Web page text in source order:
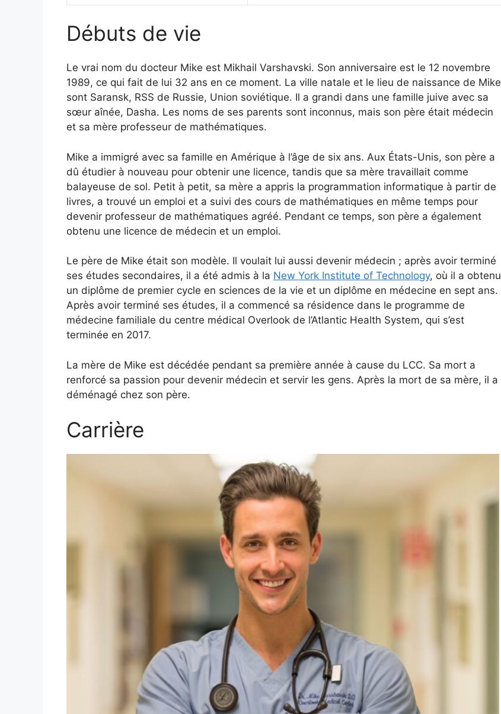
Débuts de vie
Le vrai nom du docteur Mike est Mikhail Varshavski. Son anniversaire est le 12 novembre
1989, ce qui fait de lui 32 ans en ce moment. La ville natale et le lieu de naissance de Mike
sont Saransk, RSS de Russie, Union soviétique. Il a grandi dans une famille juive avec sa
sœur aînée, Dasha. Les noms de ses parents sont inconnus, mais son père était médecin
et sa mère professeur de mathématiques.
Mike a immigré avec sa famille en Amérique à l’âge de six ans. Aux États-Unis, son père a
dû étudier à nouveau pour obtenir une licence, tandis que sa mère travaillait comme
balayeuse de sol. Petit à petit, sa mère a appris la programmation informatique à partir de
livres, a trouvé un emploi et a suivi des cours de mathématiques en même temps pour
devenir professeur de mathématiques agréé. Pendant ce temps, son père a également
obtenu une licence de médecin et un emploi.
Le père de Mike était son modèle. Il voulait lui aussi devenir médecin ; après avoir terminé
ses études secondaires, il a été admis à la New York Institute of Technology, où il a obtenu
un diplôme de premier cycle en sciences de la vie et un diplôme en médecine en sept ans.
Après avoir terminé ses études, il a commencé sa résidence dans le programme de
médecine familiale du centre médical Overlook de l’Atlantic Health System, qui s’est
terminée en 2017.
La mère de Mike est décédée pendant sa première année à cause du LCC. Sa mort a
renforcé sa passion pour devenir médecin et servir les gens. Après la mort de sa mère, il a
déménagé chez son père.
Carrière